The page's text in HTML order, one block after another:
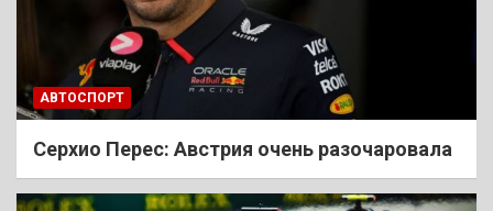
АВТОСПОРТ
Cерхио Перес: Австрия очень разочаровала